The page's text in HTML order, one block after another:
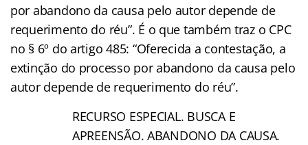
por abandono da causa pelo autor depende de
requerimento do réu”. É o que também traz o CPC
no § 6º do artigo 485: “Oferecida a contestação, a
extinção do processo por abandono da causa pelo
autor depende de requerimento do réu”.
RECURSO ESPECIAL. BUSCA E
APREENSÃO. ABANDONO DA CAUSA.